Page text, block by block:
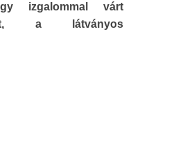
izgalommal várt
a látványos